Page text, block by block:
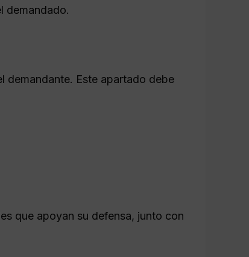
demandado.
demandante. Este apartado debe
que apoyan su defensa, junto con